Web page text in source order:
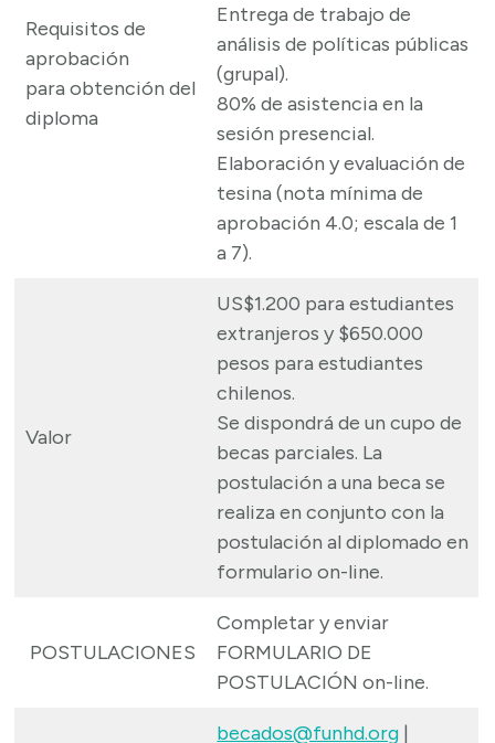
Requisitos de
aprobación
para obtención del
diploma
Entrega de trabajo de
análisis de políticas públicas
(grupal).
80% de asistencia en la
sesión presencial.
Elaboración y evaluación de
tesina (nota mínima de
aprobación 4.0; escala de 1
a 7).
Valor
US$1.200 para estudiantes
extranjeros y $650.000
pesos para estudiantes
chilenos.
Se dispondrá de un cupo de
becas parciales. La
postulación a una beca se
realiza en conjunto con la
postulación al diplomado en
formulario on-line.
POSTULACIONES
Completar y enviar
FORMULARIO DE
POSTULACIÓN on-line.
becados@funhd.org |